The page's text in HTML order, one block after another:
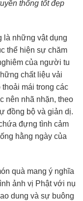
thống tốt đẹp
là những vật dụng
thể hiện sự chăm
của người tu
chất liệu vải
thoải mái trong các
nên nhã nhặn, theo
đồng bộ và giản dị.
đựng tình cảm
hằng ngày của
quà mang ý nghĩa
ảnh vị Phật với nụ
dung và sự buông